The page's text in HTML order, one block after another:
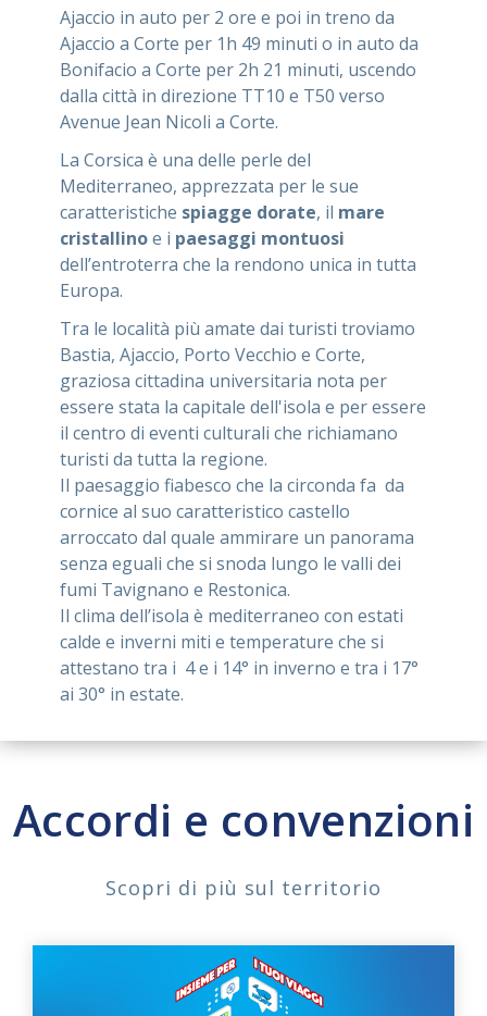
Ajaccio in auto per 2 ore e poi in treno da
Ajaccio a Corte per 1h 49 minuti o in auto da
Bonifacio a Corte per 2h 21 minuti, uscendo
dalla città in direzione TT10 e T50 verso
Avenue Jean Nicoli a Corte.
La Corsica è una delle perle del
Mediterraneo, apprezzata per le sue
caratteristiche spiagge dorate, il mare
cristallinoe i paesaggi montuosi
dell’entroterra che la rendono unica in tutta
Europa.
Tra le località più amate dai turisti troviamo
Bastia, Ajaccio, Porto Vecchio e Corte,
graziosa cittadina universitaria nota per
essere stata la capitale dell'isola e per essere
il centro di eventi culturali che richiamano
turisti da tutta la regione.
Il paesaggio fiabesco che la circonda fa da
cornice al suo caratteristico castello
arroccato dal quale ammirare un panorama
senza eguali che si snoda lungo le valli dei
fumi Tavignano e Restonica.
Il clima dell’isola è mediterraneo con estati
calde e inverni miti e temperature che si
attestano tra i 4 e i 14° in inverno e tra i 17°
ai 30° in estate.
Accordi e convenzioni
Scopri di più sul territorio